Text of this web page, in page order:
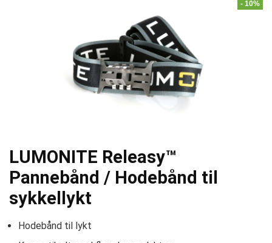
- 10%
LUMONITE Releasy™
Pannebånd / Hodebånd til
sykkellykt
Hodebånd til lykt